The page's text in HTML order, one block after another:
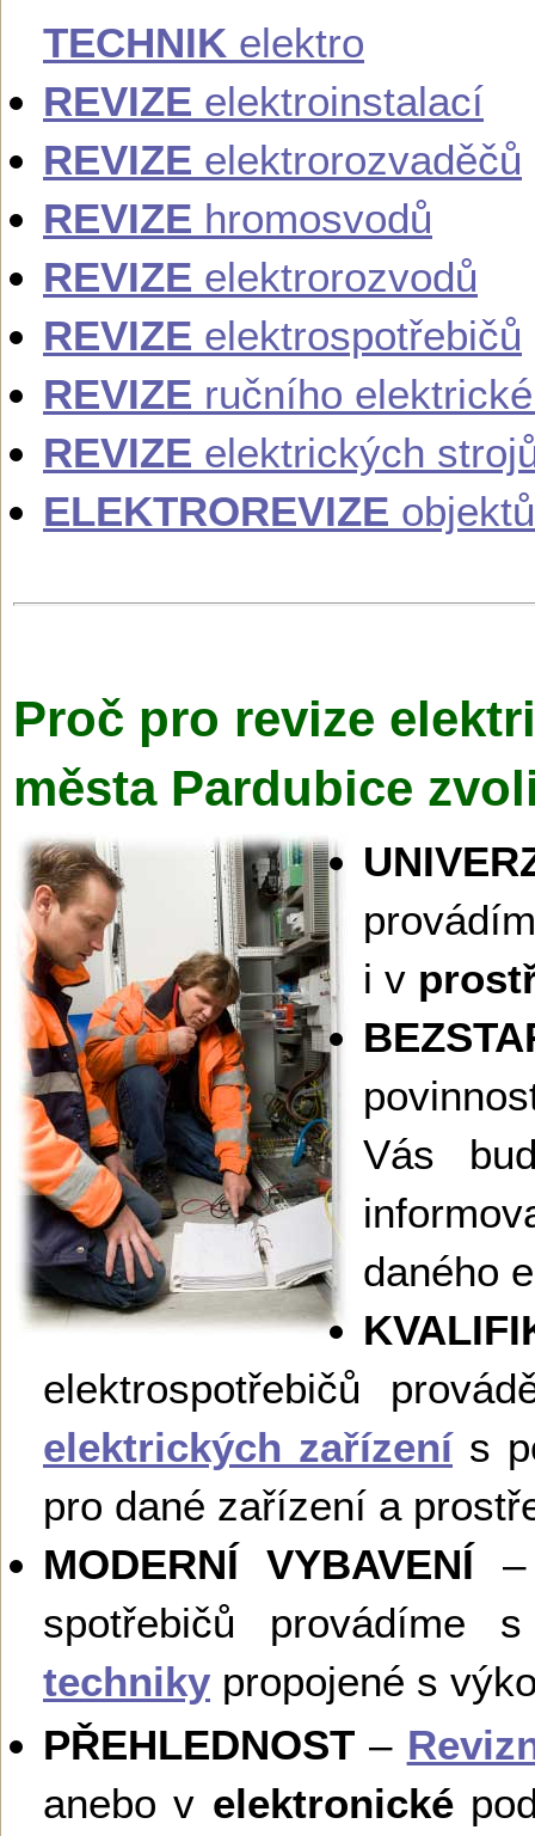
TECHNIK elektro
REVIZE elektroinstalací
REVIZE elektrorozvaděčů
REVIZE hromosvodů
REVIZE elektrorozvodů
REVIZE elektrospotřebičů
REVIZE ručního
REVIZE elektrických
ELEKTROREVIZE objektů
Proč pro revize
města Pardubice
i v
Vás
daného
elektrospotřebičů
elektrických zařízenís
pro dané zařízení a
MODERNÍ VYBAVENÍ –
spotřebičů provádíme
techniky propojené s
PŘEHLEDNOST –
anebo v elektronické